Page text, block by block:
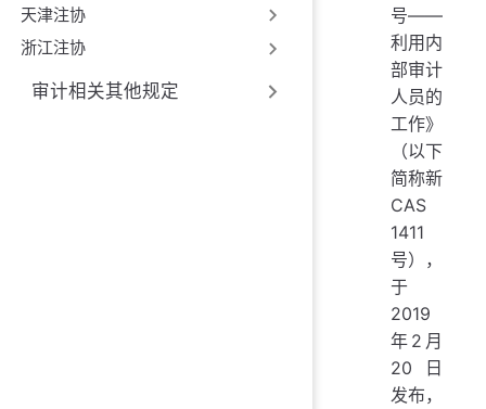
天津注协
浙江注协
审计相关其他规定
号——
利用内
部审计
人员的
工作》
（以下
简称新
CAS
1411
号），
于
2019
年2月
20日
发布，